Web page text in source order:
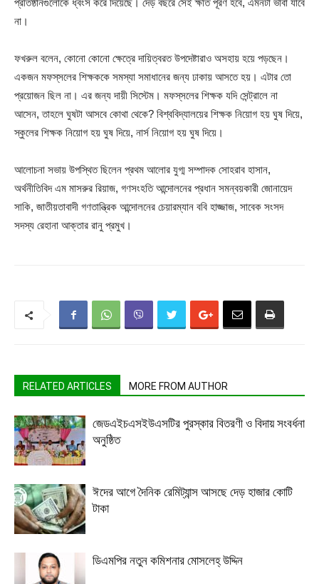
প্রতিষ্ঠানগুলোকে ধ্বংস করে দিয়েছে। দেড় বছরে সেই ক্ষতি পূরণ হবে, এমনটা ভাবা যাবে
না।
ফখরুল বলেন, কোনো কোনো ক্ষেত্রে দায়িত্বরত উপদেষ্টারাও অসহায় হয়ে পড়ছেন।
একজন মফস্‌সলের শিক্ষককে সমস্যা সমাধানের জন্য ঢাকায় আসতে হয়। এটার তো
প্রয়োজন ছিল না। এর জন্য দায়ী সিস্টেম। মফস্‌সলের শিক্ষক যদি সেন্ট্রালে না
আসেন, তাহলে ঘুষটা আসবে কোথা থেকে? বিশ্ববিদ্যালয়ের শিক্ষক নিয়োগ হয় ঘুষ দিয়ে,
স্কুলের শিক্ষক নিয়োগ হয় ঘুষ দিয়ে, নার্স নিয়োগ হয় ঘুষ দিয়ে।
আলোচনা সভায় উপস্থিত ছিলেন প্রথম আলোর যুগ্ম সম্পাদক সোহরাব হাসান,
অর্থনীতিবিদ এম মাসরুর রিয়াজ, গণসংহতি আন্দোলনের প্রধান সমন্বয়কারী জোনায়েদ
সাকি, জাতীয়তাবাদী গণতান্ত্রিক আন্দোলনের চেয়ারম্যান ববি হাজ্জাজ, সাবেক সংসদ
সদস্য রেহানা আক্তার রানু প্রমুখ।
RELATED ARTICLES MORE FROM AUTHOR
জেডএইচএসইউএসটির পুরস্কার বিতরণী ও বিদায় সংবর্ধনা
অনুষ্ঠিত
ঈদের আগে দৈনিক রেমিট্যান্স আসছে দেড় হাজার কোটি
টাকা
ডিএমপির নতুন কমিশনার মোসলেহ্ উদ্দিন